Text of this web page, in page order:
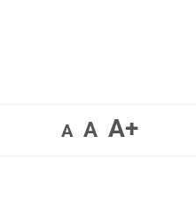
A A A+